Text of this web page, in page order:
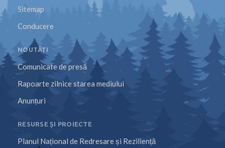
Sitemap
Conducere
NOUTĂȚI
Comunicate de presă
Rapoarte zilnice starea mediului
Anunțuri
RESURSE ȘI PROIECTE
Planul Național de Redresare și Reziliență